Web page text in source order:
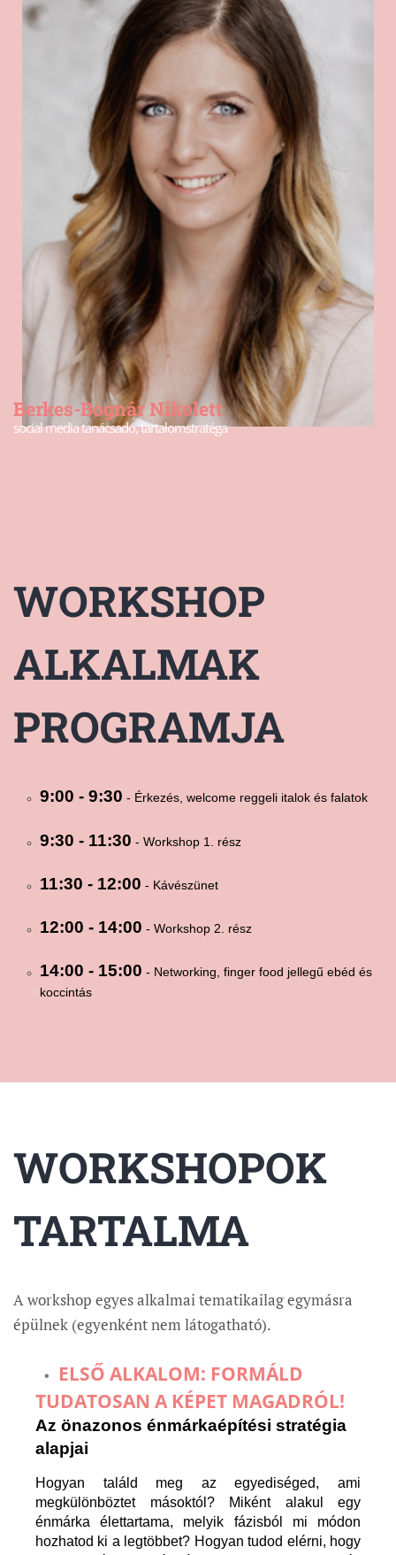
Berkes-Bognár Nikolett
social media tanácsadó, tartalomstratéga
WORKSHOP
ALKALMAK
PROGRAMJA
9:00 - 9:30 - Érkezés, welcome reggeli italok és falatok
9:30 - 11:30 - Workshop 1. rész
11:30 - 12:00 - Kávészünet
12:00 - 14:00 - Workshop 2. rész
14:00 - 15:00 - Networking, finger food jellegű ebéd és
koccintás
WORKSHOPOK
TARTALMA
A workshop egyes alkalmai tematikailag egymásra
épülnek (egyenként nem látogatható).
ELSŐ ALKALOM: FORMÁLD
TUDATOSAN A KÉPET MAGADRÓL!
Az önazonos énmárkaépítési stratégia
alapjai
Hogyan találd meg az egyediséged, ami
megkülönböztet másoktól? Miként alakul egy
énmárka élettartama, melyik fázisból mi módon
hozhatod ki a legtöbbet? Hogyan tudod elérni, hogy